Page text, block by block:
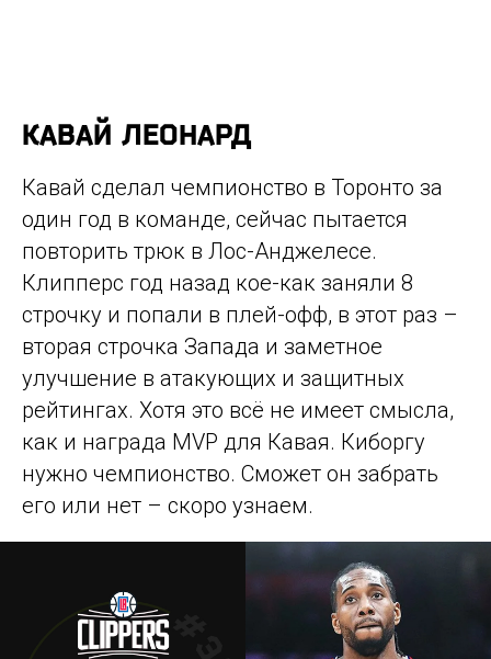
КАВАЙ ЛЕОНАРД
Кавай сделал чемпионство в Торонто за
один год в команде, сейчас пытается
повторить трюк в Лос-Анджелесе.
Клипперс год назад кое-как заняли 8
строчку и попали в плей-офф, в этот раз –
вторая строчка Запада и заметное
улучшение в атакующих и защитных
рейтингах. Хотя это всё не имеет смысла,
как и награда MVP для Кавая. Киборгу
нужно чемпионство. Сможет он забрать
его или нет – скоро узнаем.